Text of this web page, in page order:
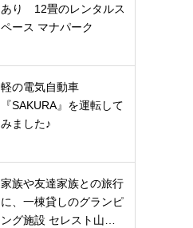
あり 12畳のレンタルス
ペース マナパーク
軽の電気自動車
『SAKURA』を運転して
みました♪
家族や友達家族との旅行
に、一棟貸しのグランピ
ング施設 セレスト山…